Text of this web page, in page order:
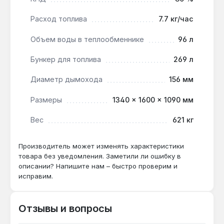
Подходит ли для отопления дома 200 м² в
Да — мощность 35 кВт и чугунный
теплообменник 96 л обеспечивают запас
сильных морозах.
Hercules DUO 5?
DUO 7 имеет 7 секций теплообменника
(против 5), что даёт мощность 35 кВт
вместо 25 кВт и отапливаемую площадь 350
Расход топлива 7.7 кг/час
Объем воды в теплообменнике 96 л
Бункер для топлива 269 л
Диаметр дымохода 156 мм
Размеры 1340 × 1600 × 1090 мм
Вес 621 кг
Производитель может изменять характеристики
товара без уведомления. Заметили ли ошибку в
описании? Напишите нам – быстро проверим и
исправим.
Отзывы и вопросы